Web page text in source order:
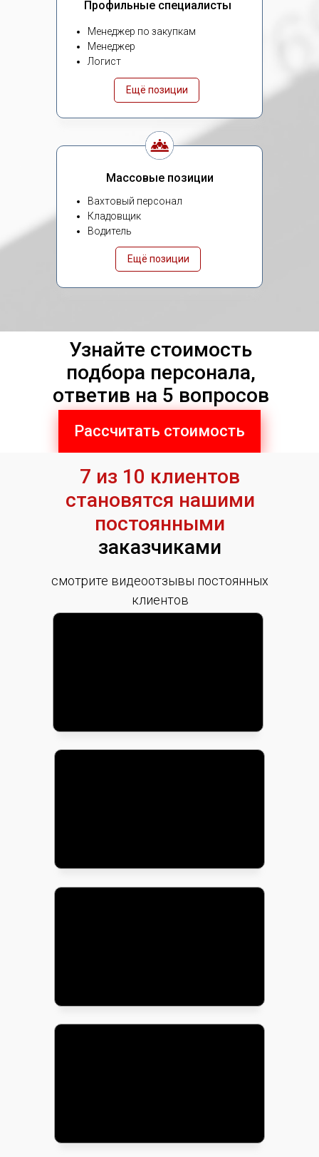
Профильные специалисты
Менеджер по закупкам
Менеджер
Логист
Ещё позиции
Массовые позиции
Вахтовый персонал
Кладовщик
Водитель
Ещё позиции
Узнайте стоимость
подбора персонала,
ответив на 5 вопросов
Рассчитать стоимость
7 из 10 клиентов
становятся нашими
постоянными
заказчиками
смотрите видеоотзывы постоянных
клиентов